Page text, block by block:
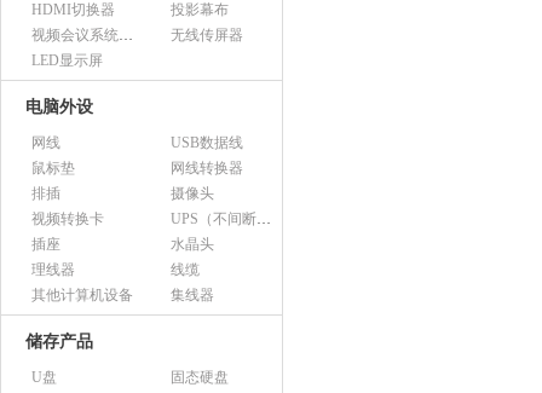
HDMI切换器
投影幕布
视频会议系统设备（市采）
无线传屏器
LED显示屏
电脑外设
网线
USB数据线
鼠标垫
网线转换器
排插
摄像头
视频转换卡
UPS（不间断电源）
插座
水晶头
理线器
线缆
其他计算机设备
集线器
储存产品
U盘
固态硬盘